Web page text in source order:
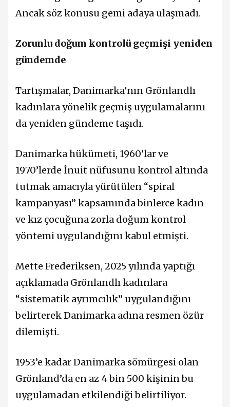
Ancak söz konusu gemi adaya ulaşmadı.
Zorunlu doğum kontrolü geçmişi yeniden
gündemde
Tartışmalar, Danimarka’nın Grönlandlı
kadınlara yönelik geçmiş uygulamalarını
da yeniden gündeme taşıdı.
Danimarka hükümeti, 1960’lar ve
1970’lerde İnuit nüfusunu kontrol altında
tutmak amacıyla yürütülen “spiral
kampanyası” kapsamında binlerce kadın
ve kız çocuğuna zorla doğum kontrol
yöntemi uygulandığını kabul etmişti.
Mette Frederiksen, 2025 yılında yaptığı
açıklamada Grönlandlı kadınlara
“sistematik ayrımcılık” uygulandığını
belirterek Danimarka adına resmen özür
dilemişti.
1953’e kadar Danimarka sömürgesi olan
Grönland’da en az 4 bin 500 kişinin bu
uygulamadan etkilendiği belirtiliyor.